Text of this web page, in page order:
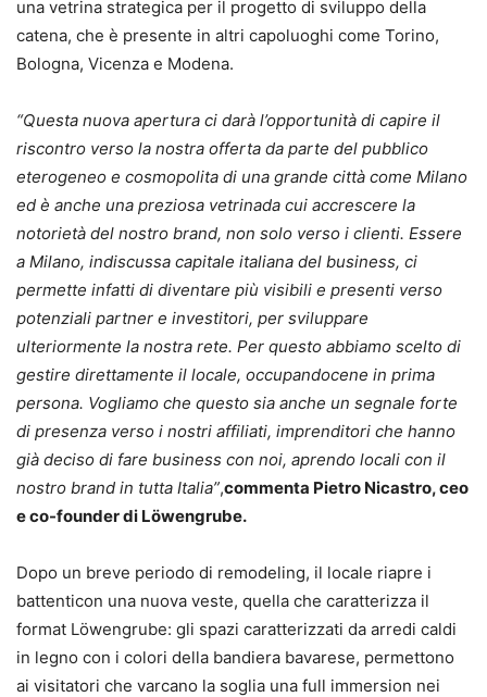
una vetrina strategica per il progetto di sviluppo della
catena, che è presente in altri capoluoghi come Torino,
Bologna, Vicenza e Modena.
“Questa nuova apertura ci darà l’opportunità di capire il
riscontro verso la nostra offerta da parte del pubblico
eterogeneo e cosmopolita di una grande città come Milano
ed è anche una preziosa vetrinada cui accrescere la
notorietà del nostro brand, non solo verso i clienti. Essere
a Milano, indiscussa capitale italiana del business, ci
permette infatti di diventare più visibili e presenti verso
potenziali partner e investitori, per sviluppare
ulteriormente la nostra rete. Per questo abbiamo scelto di
gestire direttamente il locale, occupandocene in prima
persona. Vogliamo che questo sia anche un segnale forte
di presenza verso i nostri affiliati, imprenditori che hanno
già deciso di fare business con noi, aprendo locali con il
nostro brand in tutta Italia”,commenta Pietro Nicastro, ceo
e co-founder di Löwengrube.
Dopo un breve periodo di remodeling, il locale riapre i
battenticon una nuova veste, quella che caratterizza il
format Löwengrube: gli spazi caratterizzati da arredi caldi
in legno con i colori della bandiera bavarese, permettono
ai visitatori che varcano la soglia una full immersion nei